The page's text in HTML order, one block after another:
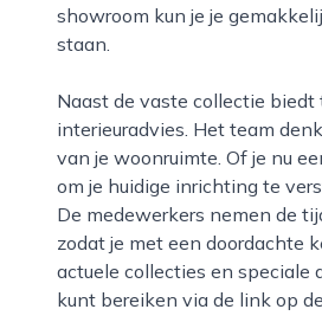
showroom kun je je
staan.
Naast de vaste collectie biedt tweede kamer ook maatwerkoplossingen en persoonlijk
interieuradvies. Het team
van je woonruimte. Of je nu
om je huidige inrichting te
De medewerkers nemen de
zodat je met een doordachte
actuele collecties en speciale
kunt bereiken via de link op